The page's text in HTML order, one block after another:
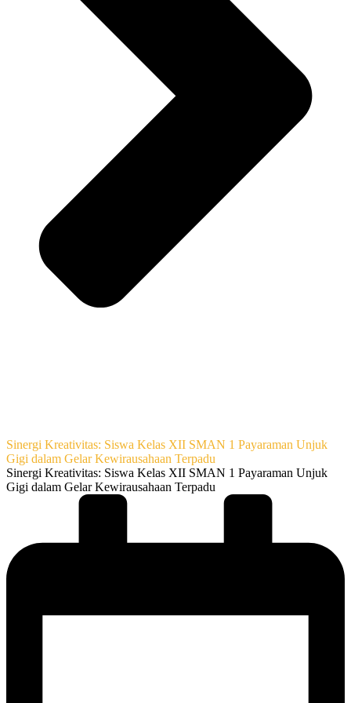
Sinergi Kreativitas: Siswa Kelas XII SMAN 1 Payaraman Unjuk
Gigi dalam Gelar Kewirausahaan Terpadu
Sinergi Kreativitas: Siswa Kelas XII SMAN 1 Payaraman Unjuk
Gigi dalam Gelar Kewirausahaan Terpadu